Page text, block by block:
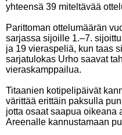
yhteensä 39 miteltävää
Parittoman ottelumäärän
sarjassa sijoille 1.–7.
ja 19 vieraspeliä, kun taas
sarjatulokas Urho saavat
vieraskamppailua.
Titaanien kotipelipäivät
värittää erittäin paksulla
jotta osaat saapua oikeana
Areenalle kannustamaan